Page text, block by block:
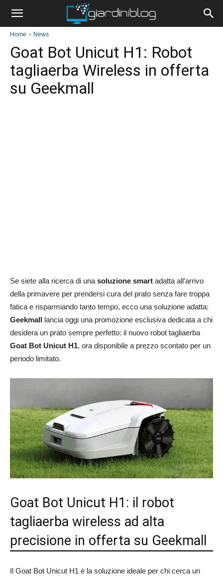
Home » News
Goat Bot Unicut H1: Robot
tagliaerba Wireless in offerta
su Geekmall
Se siete alla ricerca di una soluzione smart adatta all’arrivo
della primavere per prendersi cura del prato senza fare troppa
fatica e risparmiando tanto tempo, ecco una soluzione adatta:
Geekmall lancia oggi una promozione esclusiva dedicata a chi
desidera un prato sempre perfetto: il nuovo robot tagliaerba
Goat Bot Unicut H1, ora disponibile a prezzo scontato per un
periodo limitato.
Goat Bot Unicut H1: il robot
tagliaerba wireless ad alta
precisione in offerta su Geekmall
Il Goat Bot Unicut H1 è la soluzione ideale per chi cerca un